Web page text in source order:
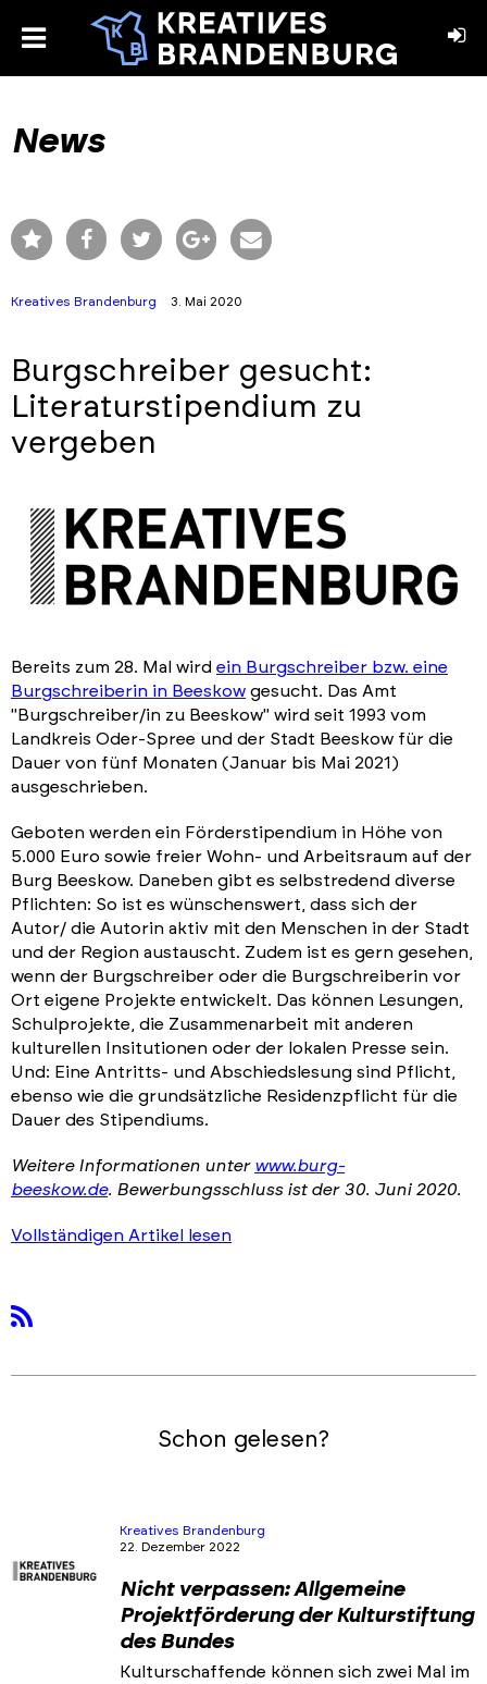
toggle
News
Kreatives Brandenburg 3. Mai 2020
Burgschreiber gesucht:
Literaturstipendium zu
vergeben
Bereits zum 28. Mal wird ein Burgschreiber bzw. eine
Burgschreiberin in Beeskow gesucht. Das Amt
"Burgschreiber/in zu Beeskow" wird seit 1993 vom
Landkreis Oder-Spree und der Stadt Beeskow für die
Dauer von fünf Monaten (Januar bis Mai 2021)
ausgeschrieben.
Geboten werden ein Förderstipendium in Höhe von
5.000 Euro sowie freier Wohn- und Arbeitsraum auf der
Burg Beeskow. Daneben gibt es selbstredend diverse
Pflichten: So ist es wünschenswert, dass sich der
Autor/ die Autorin aktiv mit den Menschen in der Stadt
und der Region austauscht. Zudem ist es gern gesehen,
wenn der Burgschreiber oder die Burgschreiberin vor
Ort eigene Projekte entwickelt. Das können Lesungen,
Schulprojekte, die Zusammenarbeit mit anderen
kulturellen Insitutionen oder der lokalen Presse sein.
Und: Eine Antritts- und Abschiedslesung sind Pflicht,
ebenso wie die grundsätzliche Residenzpflicht für die
Dauer des Stipendiums.
Weitere Informationen unter www.burg-
beeskow.de. Bewerbungsschluss ist der 30. Juni 2020.
Vollständigen Artikel lesen
Schon gelesen?
Kreatives Brandenburg
22. Dezember 2022
Nicht verpassen: Allgemeine
Projektförderung der Kulturstiftung
des Bundes
Kulturschaffende können sich zwei Mal im